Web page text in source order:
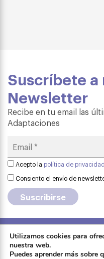
Suscríbete a
Newsletter
Recibe en tu email las
Adaptaciones
Acepto la política de privacidad
Consiento el envío de
Formación
Utilizamos cookies para
nuestra web.
Puedes aprender más sobre